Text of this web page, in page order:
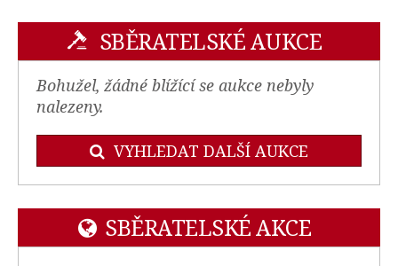
SBĚRATELSKÉ AUKCE
Bohužel, žádné blížící se aukce nebyly
nalezeny.
VYHLEDAT DALŠÍ AUKCE
SBĚRATELSKÉ AKCE